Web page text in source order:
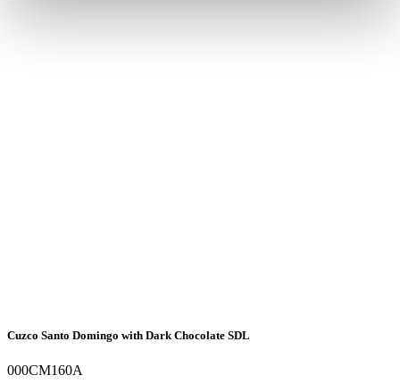
Cuzco Santo Domingo with Dark Chocolate SDL
000CM160A